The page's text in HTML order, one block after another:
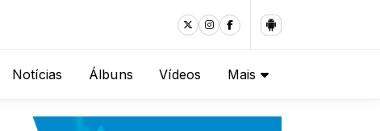
Notícias Álbuns Vídeos Mais